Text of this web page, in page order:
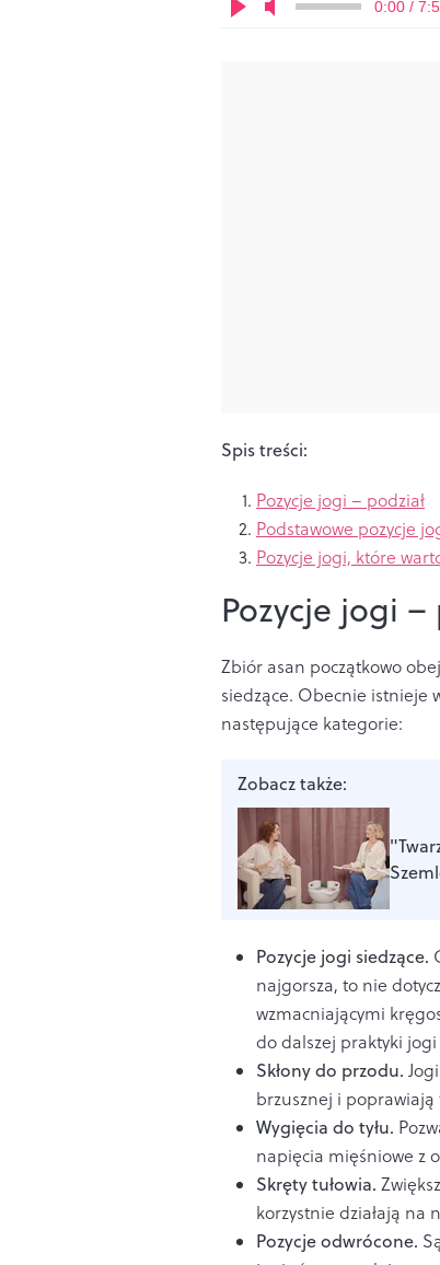
0:00 /
Spis treści:
Pozycje jogi – podział
Podstawowe pozycje
Pozycje jogi, które
Pozycje jogi –
Zbiór asan początkowo
siedzące. Obecnie istnieje
następujące kategorie:
Zobacz także:
Pozycje jogi siedzące.
najgorsza, to nie
wzmacniającymi
do dalszej praktyki jogi
Skłony do przodu.
brzusznej i poprawiają
Wygięcia do tyłu.
napięcia mięśniowe z
Skręty tułowia.
korzystnie działają na
Pozycje odwrócone.